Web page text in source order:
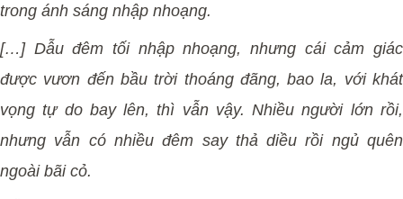
trong ánh sáng nhập nhoạng.
[…] Dẫu đêm tối nhập nhoạng, nhưng cái cảm giác
được vươn đến bầu trời thoáng đãng, bao la, với khát
vọng tự do bay lên, thì vẫn vậy. Nhiều người lớn rồi,
nhưng vẫn có nhiều đêm say thả diều rồi ngủ quên
ngoài bãi cỏ.